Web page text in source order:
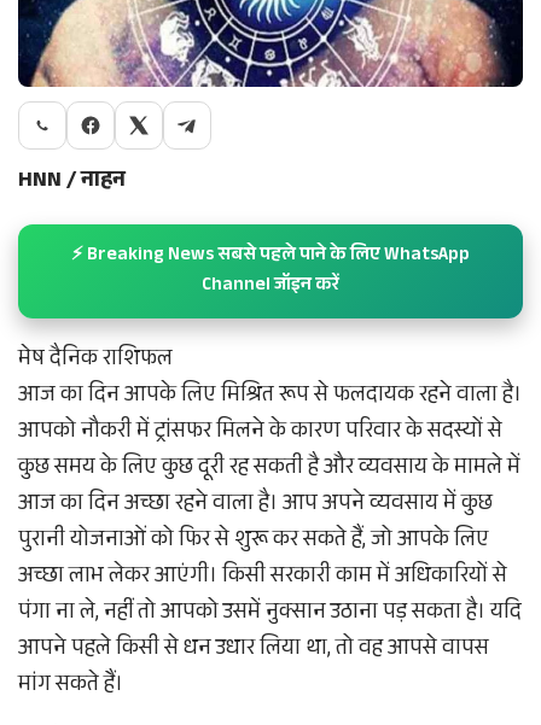
HNN / नाहन
⚡ Breaking News सबसे पहले पाने के लिए WhatsApp
Channel जॉइन करें
मेष दैनिक राशिफल
आज का दिन आपके लिए मिश्रित रूप से फलदायक रहने वाला है।
आपको नौकरी में ट्रांसफर मिलने के कारण परिवार के सदस्यों से
कुछ समय के लिए कुछ दूरी रह सकती है और व्यवसाय के मामले में
आज का दिन अच्छा रहने वाला है। आप अपने व्यवसाय में कुछ
पुरानी योजनाओं को फिर से शुरू कर सकते हैं, जो आपके लिए
अच्छा लाभ लेकर आएंगी। किसी सरकारी काम में अधिकारियों से
पंगा ना ले, नहीं तो आपको उसमें नुक्सान उठाना पड़ सकता है। यदि
आपने पहले किसी से धन उधार लिया था, तो वह आपसे वापस
मांग सकते हैं।